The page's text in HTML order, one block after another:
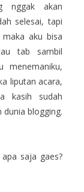
nggak akan
selesai, tapi
aku bisa
tab sambil
menemaniku,
liputan acara,
kasih sudah
blogging.
saja gaes?